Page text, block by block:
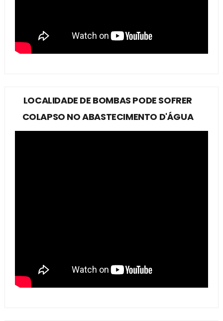
LOCALIDADE DE BOMBAS PODE SOFRER
COLAPSO NO ABASTECIMENTO D'ÁGUA